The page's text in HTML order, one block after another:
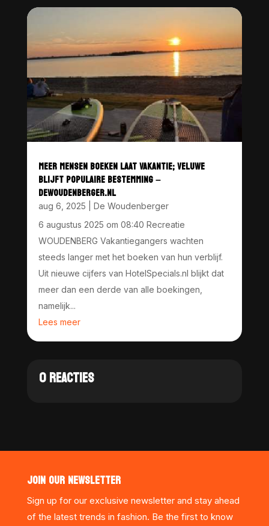
MEER MENSEN BOEKEN LAAT VAKANTIE; VELUWE
BLIJFT POPULAIRE BESTEMMING –
DEWOUDENBERGER.NL
aug 6, 2025
De Woudenberger
6 augustus 2025 om 08:40 Recreatie
WOUDENBERG Vakantiegangers wachten
steeds langer met het boeken van hun verblijf.
Uit nieuwe cijfers van HotelSpecials.nl blijkt dat
meer dan een derde van alle boekingen,
namelijk...
Lees meer
0 REACTIES
JOIN OUR NEWSLETTER
Sign up for our exclusive newsletter and stay ahead
of the latest trends in fashion. Be the first to know